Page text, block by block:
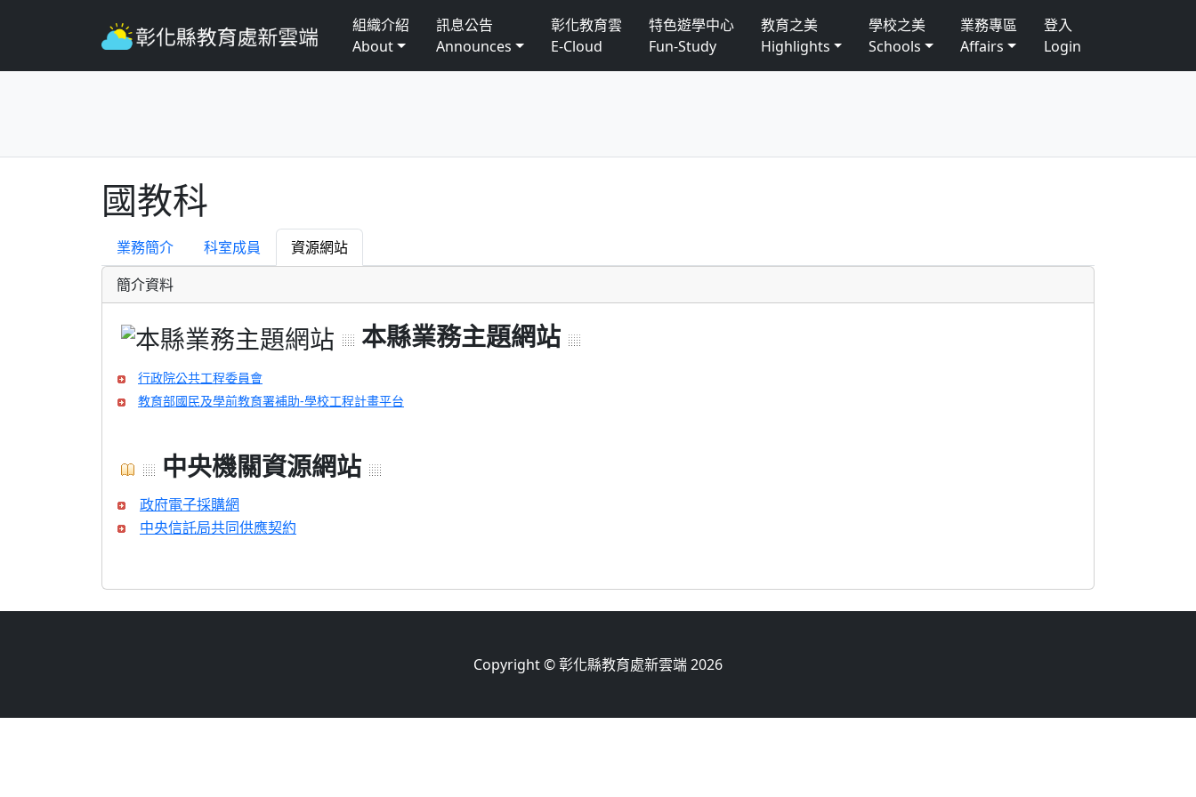
組織介紹
About
訊息公告
Announces
彰化教育雲
E-Cloud
特色遊學中心
Fun-Study
教育之美
Highlights
學校之美
Schools
業務專區
Affairs
登入
Login
國教科
業務簡介 科室成員
資源網站
簡介資料
本縣業務主題網站
行政院公共工程委員會
教育部國民及學前教育署補助-學校工程計畫平台
中央機關資源網站
政府電子採購網
中央信託局共同供應契約
Copyright © 彰化縣教育處新雲端 2026